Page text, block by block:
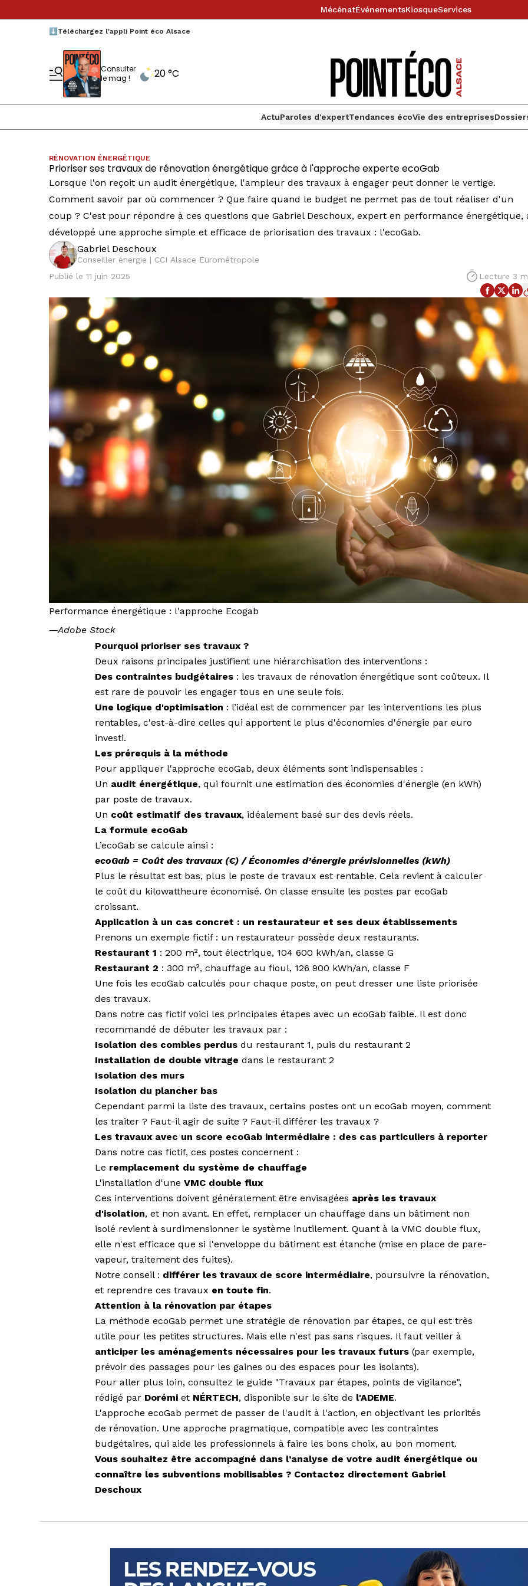
MécénatÉvénementsKiosqueServices
⬇️Téléchargez l'appli Point éco Alsace
Consulter
le mag !
20 °C
ActuParoles d'expertTendances écoVie des entreprises
RÉNOVATION ÉNERGÉTIQUE
Prioriser ses travaux de rénovation énergétique grâce à l'approche experte ecoGab
Lorsque l'on reçoit un audit énergétique, l'ampleur des travaux à engager peut donner le vertige.
Comment savoir par où commencer ? Que faire quand le budget ne permet pas de tout réaliser d'un
coup ? C'est pour répondre à ces questions que Gabriel Deschoux, expert en performance énergétique,
développé une approche simple et efficace de priorisation des travaux : l'ecoGab.
Gabriel Deschoux
Conseiller énergie | CCI Alsace Eurométropole
Publié le 11 juin 2025
Lecture 3
Performance énergétique : l'approche Ecogab
―Adobe Stock
Pourquoi prioriser ses travaux ?
Deux raisons principales justifient une hiérarchisation des interventions :
Des contraintes budgétaires : les travaux de rénovation énergétique sont coûteux. Il
est rare de pouvoir les engager tous en une seule fois.
Une logique d'optimisation : l’idéal est de commencer par les interventions les plus
rentables, c'est-à-dire celles qui apportent le plus d'économies d'énergie par euro
investi.
Les prérequis à la méthode
Pour appliquer l'approche ecoGab, deux éléments sont indispensables :
Un audit énergétique, qui fournit une estimation des économies d'énergie (en kWh)
par poste de travaux.
Un coût estimatif des travaux, idéalement basé sur des devis réels.
La formule ecoGab
L’ecoGab se calcule ainsi :
ecoGab = Coût des travaux (€) / Économies d’énergie prévisionnelles (kWh)
Plus le résultat est bas, plus le poste de travaux est rentable. Cela revient à calculer
le coût du kilowattheure économisé. On classe ensuite les postes par ecoGab
croissant.
Application à un cas concret : un restaurateur et ses deux établissements
Prenons un exemple fictif : un restaurateur possède deux restaurants.
Restaurant 1 : 200 m², tout électrique, 104 600 kWh/an, classe G
Restaurant 2 : 300 m², chauffage au fioul, 126 900 kWh/an, classe F
Une fois les ecoGab calculés pour chaque poste, on peut dresser une liste priorisée
des travaux.
Dans notre cas fictif voici les principales étapes avec un ecoGab faible. Il est donc
recommandé de débuter les travaux par :
Isolation des combles perdus du restaurant 1, puis du restaurant 2
Installation de double vitrage dans le restaurant 2
Isolation des murs
Isolation du plancher bas
Cependant parmi la liste des travaux, certains postes ont un ecoGab moyen, comment
les traiter ? Faut-il agir de suite ? Faut-il différer les travaux ?
Les travaux avec un score ecoGab intermédiaire : des cas particuliers à reporter
Dans notre cas fictif, ces postes concernent :
Le remplacement du système de chauffage
L'installation d'une VMC double flux
Ces interventions doivent généralement être envisagées après les travaux
d'isolation, et non avant. En effet, remplacer un chauffage dans un bâtiment non
isolé revient à surdimensionner le système inutilement. Quant à la VMC double flux,
elle n'est efficace que si l'enveloppe du bâtiment est étanche (mise en place de pare-
vapeur, traitement des fuites).
Notre conseil : différer les travaux de score intermédiaire, poursuivre la rénovation,
et reprendre ces travaux en toute fin.
Attention à la rénovation par étapes
La méthode ecoGab permet une stratégie de rénovation par étapes, ce qui est très
utile pour les petites structures. Mais elle n'est pas sans risques. Il faut veiller à
anticiper les aménagements nécessaires pour les travaux futurs (par exemple,
prévoir des passages pour les gaines ou des espaces pour les isolants).
Pour aller plus loin, consultez le guide "Travaux par étapes, points de vigilance",
rédigé par Dorémi et NÉRTECH, disponible sur le site de l'ADEME.
L'approche ecoGab permet de passer de l'audit à l'action, en objectivant les priorités
de rénovation. Une approche pragmatique, compatible avec les contraintes
budgétaires, qui aide les professionnels à faire les bons choix, au bon moment.
Vous souhaitez être accompagné dans l’analyse de votre audit énergétique ou
connaître les subventions mobilisables ? Contactez directement Gabriel
Deschoux